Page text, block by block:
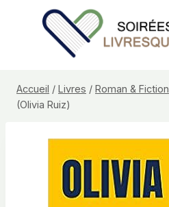
Accueil / Livres / Roman & Fiction
(Olivia Ruiz)